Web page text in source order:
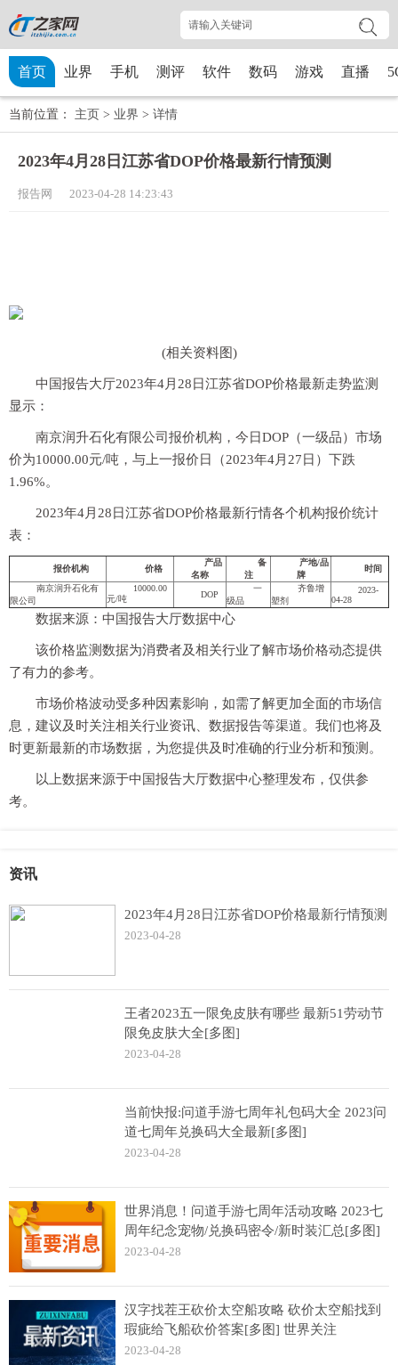
首页 业界 手机 测评 软件 数码 游戏 直播
当前位置： 主页 > 业界 > 详情
2023年4月28日江苏省DOP价格最新行情预测
报告网 2023-04-28 14:23:43
(相关资料图)
中国报告大厅2023年4月28日江苏省DOP价格最新走势监测
显示：
南京润升石化有限公司报价机构，今日DOP（一级品）市场
价为10000.00元/吨，与上一报价日（2023年4月27日）下跌
1.96%。
2023年4月28日江苏省DOP价格最新行情各个机构报价统计
表：
报价机构 价格
产品
名称
备
注
产地/品
牌
时间
南京润升石化有
限公司
10000.00
元/吨
DOP
一
级品
齐鲁增
塑剂
2023-
04-28
数据来源：中国报告大厅数据中心
该价格监测数据为消费者及相关行业了解市场价格动态提供
了有力的参考。
市场价格波动受多种因素影响，如需了解更加全面的市场信
息，建议及时关注相关行业资讯、数据报告等渠道。我们也将及
时更新最新的市场数据，为您提供及时准确的行业分析和预测。
以上数据来源于中国报告大厅数据中心整理发布，仅供参
考。
资讯
2023年4月28日江苏省DOP价格最新行情预测
2023-04-28
王者2023五一限免皮肤有哪些 最新51劳动节
限免皮肤大全[多图]
2023-04-28
当前快报:问道手游七周年礼包码大全 2023问
道七周年兑换码大全最新[多图]
2023-04-28
世界消息！问道手游七周年活动攻略 2023七
周年纪念宠物/兑换码密令/新时装汇总[多图]
2023-04-28
汉字找茬王砍价太空船攻略 砍价太空船找到
瑕疵给飞船砍价答案[多图] 世界关注
2023-04-28